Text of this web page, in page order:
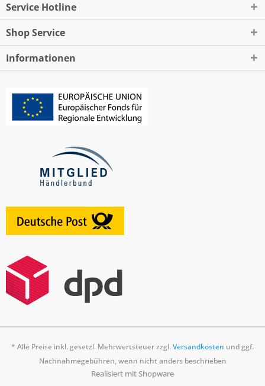
Service Hotline
Shop Service
Informationen
* Alle Preise inkl. gesetzl. Mehrwertsteuer zzgl.Versandkosten und ggf.
Nachnahmegebühren, wenn nicht anders beschrieben
Realisiert mit Shopware